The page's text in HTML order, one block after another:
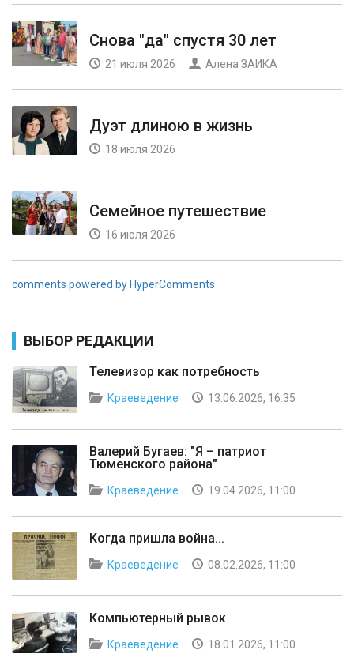
Снова "да" спустя 30 лет
21 июля 2026 Алена ЗАИКА
Дуэт длиною в жизнь
18 июля 2026
Семейное путешествие
16 июля 2026
comments powered by HyperComments
ВЫБОР РЕДАКЦИИ
Телевизор как потребность
Краеведение 13.06.2026, 16:35
Валерий Бугаев: "Я – патриот
Тюменского района"
Краеведение 19.04.2026, 11:00
Когда пришла война...
Краеведение 08.02.2026, 11:00
Компьютерный рывок
Краеведение 18.01.2026, 11:00